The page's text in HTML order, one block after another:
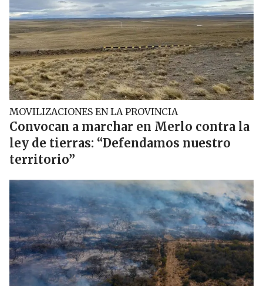
MOVILIZACIONES EN LA PROVINCIA
Convocan a marchar en Merlo contra la
ley de tierras: “Defendamos nuestro
territorio”